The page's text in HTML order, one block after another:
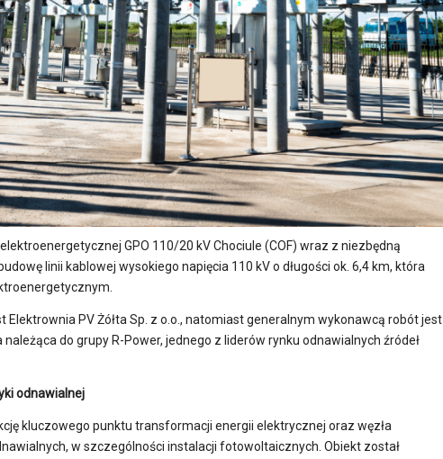
GPO 110/20 kV Chociule (COF) wraz z niezbędną
linii kablowej wysokiego napięcia 110 kV o długości ok. 6,4 km, która
Elektrownia PV Żółta Sp. z o.o., natomiast generalnym wykonawcą robót jest
należąca do grupy R-Power, jednego z liderów rynku odnawialnych źródeł
odnawialnej
kluczowego punktu transformacji energii elektrycznej oraz węzła
w szczególności instalacji fotowoltaicznych. Obiekt został